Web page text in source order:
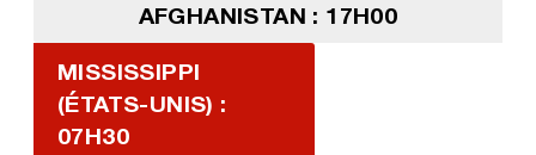
AFGHANISTAN : 17H00
MISSISSIPPI
(ÉTATS-UNIS) :
07H30